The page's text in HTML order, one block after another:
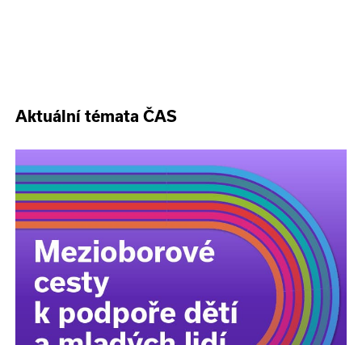
Aktuální témata ČAS